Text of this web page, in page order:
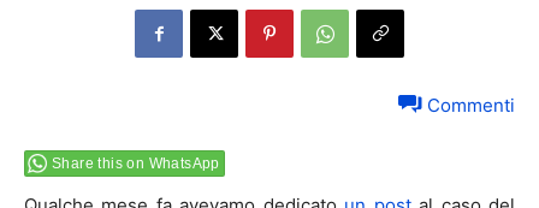
Commenti
Share this on WhatsApp